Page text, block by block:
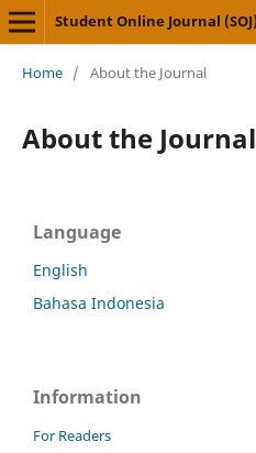
Home / About the Journal
About the Journal
Language
English
Bahasa Indonesia
Information
For Readers